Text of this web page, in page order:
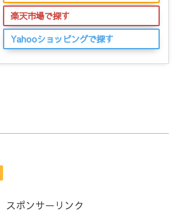
楽天市場で探す
Yahooショッピングで探す
スポンサーリンク